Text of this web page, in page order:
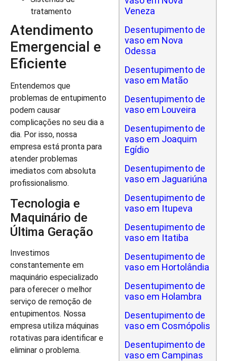
tratamento
Atendimento
Emergencial e
Eficiente
Entendemos que
problemas de entupimento
podem causar
complicações no seu dia a
dia. Por isso, nossa
empresa está pronta para
atender problemas
imediatos com absoluta
profissionalismo.
Tecnologia e
Maquinário de
Última Geração
Investimos
constantemente em
maquinário especializado
para oferecer o melhor
serviço de remoção de
entupimentos. Nossa
empresa utiliza máquinas
rotativas para identificar e
eliminar o problema.
Veneza
Desentupimento de
vaso em Nova
Odessa
Desentupimento de
vaso em Matão
Desentupimento de
vaso em Louveira
Desentupimento de
vaso em Joaquim
Egídio
Desentupimento de
vaso em Jaguariúna
Desentupimento de
vaso em Itupeva
Desentupimento de
vaso em Itatiba
Desentupimento de
vaso em Hortolândia
Desentupimento de
vaso em Holambra
Desentupimento de
vaso em Cosmópolis
Desentupimento de
vaso em Campinas